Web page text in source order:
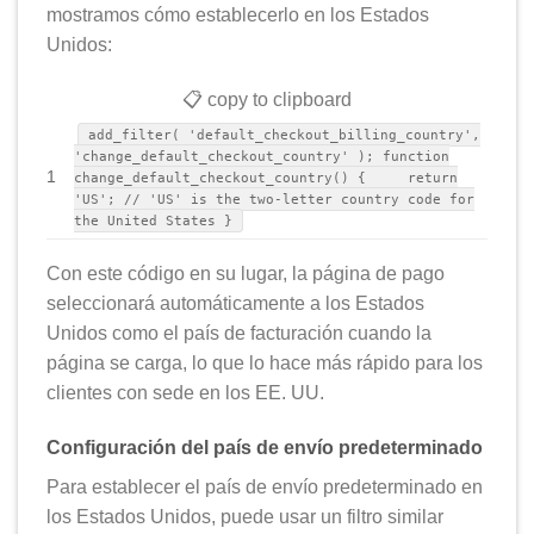
mostramos cómo establecerlo en los Estados
Unidos:
📋 copy to clipboard
1
add_filter( 'default_checkout_billing_country',
'change_default_checkout_country' ); function
change_default_checkout_country() { return
'US'; // 'US' is the two-letter country code for
the United States }
Con este código en su lugar, la página de pago
seleccionará automáticamente a los Estados
Unidos como el país de facturación cuando la
página se carga, lo que lo hace más rápido para los
clientes con sede en los EE. UU.
Configuración del país de envío predeterminado
Para establecer el país de envío predeterminado en
los Estados Unidos, puede usar un filtro similar